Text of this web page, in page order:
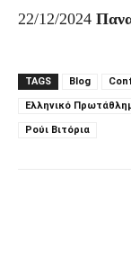
22/12/2024
TAGS Blog
Ελληνικό
Ρούι Βιτόρια